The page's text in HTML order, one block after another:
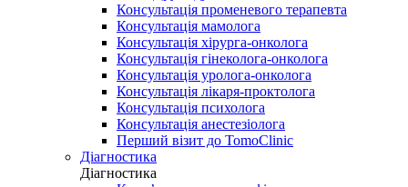
Консультація променевого терапевта
Консультація мамолога
Консультація хірурга-онколога
Консультація гінеколога-онколога
Консультація уролога-онколога
Консультація лікаря-проктолога
Консультація психолога
Консультація анестезіолога
Перший візит до TomoClinic
Діагностика
Діагностика